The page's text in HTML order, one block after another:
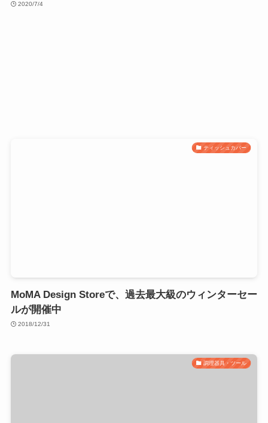
2020/7/4
ティッシュカバー
MoMA Design Storeで、過去最大級のウィンターセー
ルが開催中
2018/12/31
調理器具・ツール